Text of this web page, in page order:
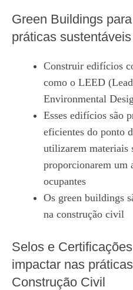
Green Buildings
práticas
Construir edifícios
como o LEED
Environmental
Esses edifícios são
eficientes do ponto
utilizarem materiais
proporcionarem um
ocupantes
Os green buildings
na construção civil
Selos e
impactar nas
Construção Civil